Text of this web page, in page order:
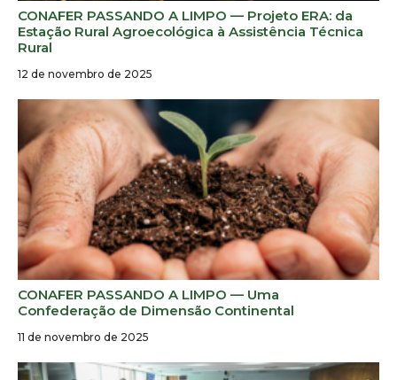
CONAFER PASSANDO A LIMPO — Projeto ERA: da
Estação Rural Agroecológica à Assistência Técnica
Rural
12 de novembro de 2025
CONAFER PASSANDO A LIMPO — Uma
Confederação de Dimensão Continental
11 de novembro de 2025